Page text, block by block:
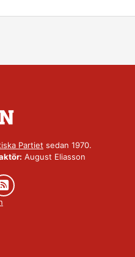
Partiet sedan 1970.
August Eliasson